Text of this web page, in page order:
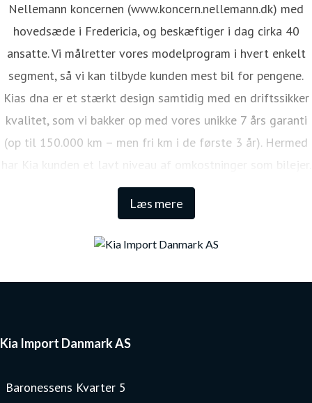
Læs mere
Nellemann koncernen (www.koncern.nellemann.dk) med
hovedsæde i Fredericia, og beskæftiger i dag cirka 40
ansatte. Vi målretter vores modelprogram i hvert enkelt
segment, så vi kan tilbyde kunden mest bil for pengene.
Kias dna er et stærkt design samtidig med en driftssikker
kvalitet, som vi bakker op med vores unikke 7 års garanti
(op til 150.000 km – men fri km i de første 3 år). Hermed
har Kia kunden et lavt niveau af omkostninger som bilejer.
Den lange garanti sikrer samtidig én af de højeste
restværdier i markedet.
Kia Import Danmark AS
Baronessens Kvarter 5